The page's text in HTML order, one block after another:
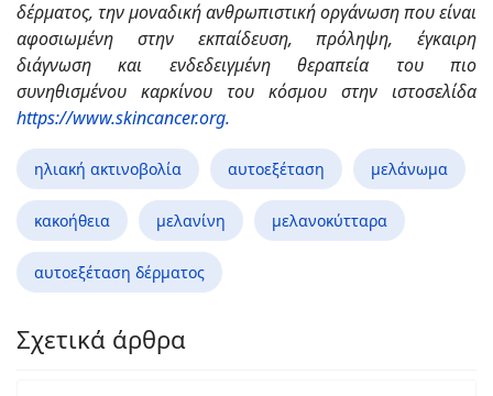
δέρματος, την μοναδική ανθρωπιστική οργάνωση που είναι
αφοσιωμένη στην εκπαίδευση, πρόληψη, έγκαιρη
διάγνωση και ενδεδειγμένη θεραπεία του πιο
συνηθισμένου καρκίνου του κόσμου στην ιστοσελίδα
https://www.skincancer.org.
ηλιακή ακτινοβολία αυτοεξέταση μελάνωμα
κακοήθεια μελανίνη μελανοκύτταρα
αυτοεξέταση δέρματος
Σχετικά άρθρα